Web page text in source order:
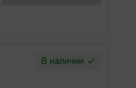
В наличии